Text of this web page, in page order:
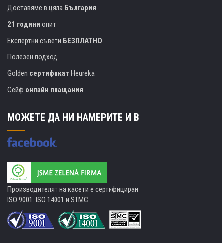
Доставяме в цяла България
21 години опит
Експертни съвети БЕЗПЛАТНО
Полезен подход
Golden сертификат Heureka
Сейф онлайн плащания
МОЖЕТЕ ДА НИ НАМЕРИТЕ И В
Производителят на касети е сертифициран
ISO 9001. ISO 14001 и STMC.